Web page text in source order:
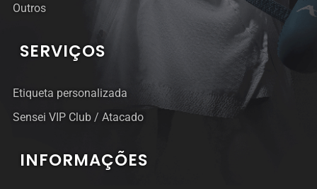
Outros
SERVIÇOS
Etiqueta personalizada
Sensei VIP Club / Atacado
INFORMAÇÕES